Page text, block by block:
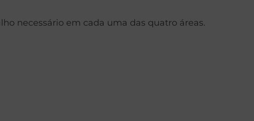
necessário em cada uma das quatro áreas.